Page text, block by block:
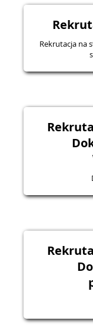
Rekrutacja na